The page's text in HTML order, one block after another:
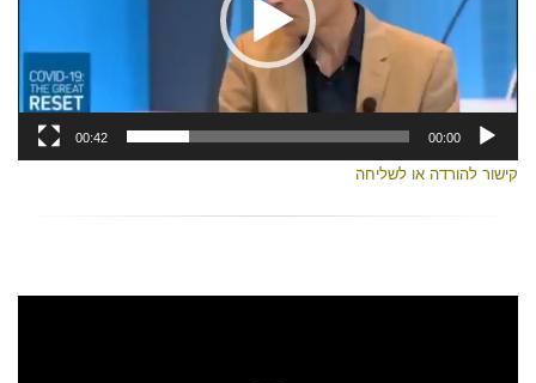
00:00
00:42
קישור להורדה או לשליחה